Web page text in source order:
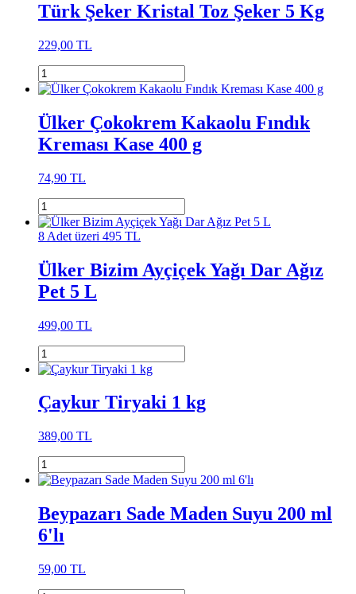
Türk Şeker Kristal Toz Şeker 5 Kg
229,00 TL
Ülker Çokokrem Kakaolu Fındık
Kreması Kase 400 g
74,90 TL
8 Adet üzeri 495 TL
Ülker Bizim Ayçiçek Yağı Dar Ağız
Pet 5 L
499,00 TL
Çaykur Tiryaki 1 kg
389,00 TL
Beypazarı Sade Maden Suyu 200 ml
6'lı
59,00 TL